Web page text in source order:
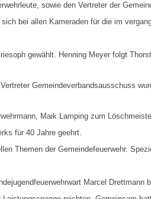
sowie den Vertreter der
bei allen Kameraden für die im
gewählt. Henning Meyer folgt
Gemeindeverbandsausschuss
Maik Lamping zum
für 40 Jahre geehrt.
Themen der Gemeindefeuerwehr.
Marcel